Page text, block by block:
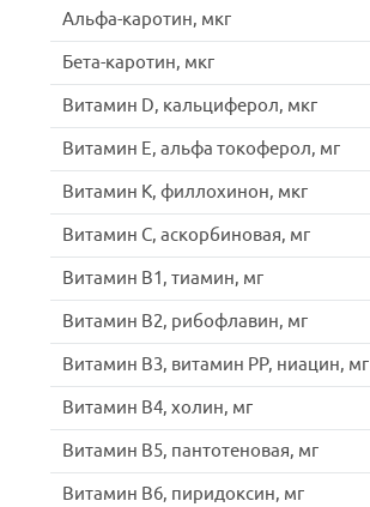
Альфа-каротин, мкг
Бета-каротин, мкг
Витамин D, кальциферол, мкг
Витамин E, альфа токоферол, мг
Витамин K, филлохинон, мкг
Витамин C, аскорбиновая, мг
Витамин B1, тиамин, мг
Витамин B2, рибофлавин, мг
Витамин B3, витамин PP, ниацин, мг
Витамин B4, холин, мг
Витамин B5, пантотеновая, мг
Витамин B6, пиридоксин, мг